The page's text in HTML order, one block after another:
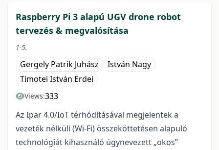
Raspberry Pi 3 alapú UGV drone robot
tervezés & megvalósítása
1-5.
Gergely Patrik Juhász
István Nagy
Timotei István Erdei
Views:333
Az Ipar 4.0/IoT térhódításával megjelentek a
vezeték nélküli (Wi-Fi) összeköttetésen alapuló
technológiát kihasználó úgynevezett „okos”